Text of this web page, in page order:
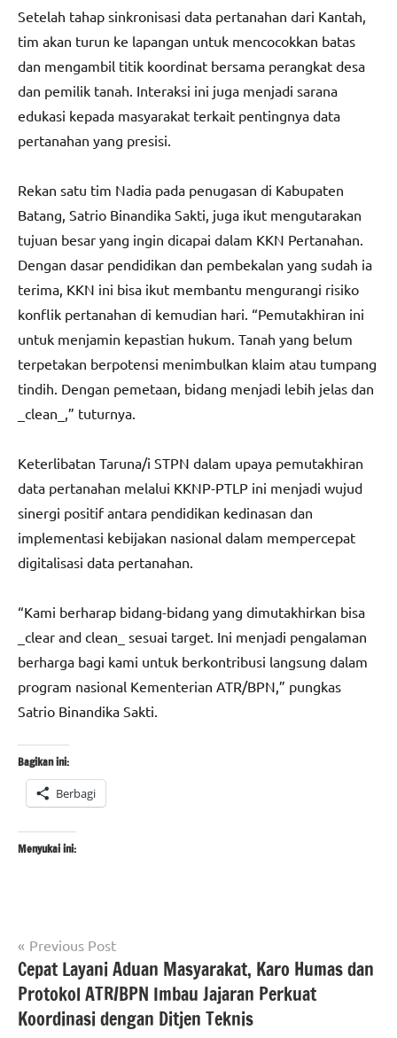
Setelah tahap sinkronisasi data pertanahan dari Kantah,
tim akan turun ke lapangan untuk mencocokkan batas
dan mengambil titik koordinat bersama perangkat desa
dan pemilik tanah. Interaksi ini juga menjadi sarana
edukasi kepada masyarakat terkait pentingnya data
pertanahan yang presisi.
Rekan satu tim Nadia pada penugasan di Kabupaten
Batang, Satrio Binandika Sakti, juga ikut mengutarakan
tujuan besar yang ingin dicapai dalam KKN Pertanahan.
Dengan dasar pendidikan dan pembekalan yang sudah ia
terima, KKN ini bisa ikut membantu mengurangi risiko
konflik pertanahan di kemudian hari. “Pemutakhiran ini
untuk menjamin kepastian hukum. Tanah yang belum
terpetakan berpotensi menimbulkan klaim atau tumpang
tindih. Dengan pemetaan, bidang menjadi lebih jelas dan
_clean_,” tuturnya.
Keterlibatan Taruna/i STPN dalam upaya pemutakhiran
data pertanahan melalui KKNP-PTLP ini menjadi wujud
sinergi positif antara pendidikan kedinasan dan
implementasi kebijakan nasional dalam mempercepat
digitalisasi data pertanahan.
“Kami berharap bidang-bidang yang dimutakhirkan bisa
_clear and clean_ sesuai target. Ini menjadi pengalaman
berharga bagi kami untuk berkontribusi langsung dalam
program nasional Kementerian ATR/BPN,” pungkas
Satrio Binandika Sakti.
Bagikan ini:
Berbagi
Menyukai ini:
Tagged
with
#beritakementerianATRBPNRI
#beritaNasional
#kementerianatrbpnri
#Kementerian
ATR/BPN
#Kementerian
ATR/BPN RI
Navigasi
pos
Previous Post
Cepat Layani Aduan Masyarakat, Karo Humas dan
Protokol ATR/BPN Imbau Jajaran Perkuat
Koordinasi dengan Ditjen Teknis